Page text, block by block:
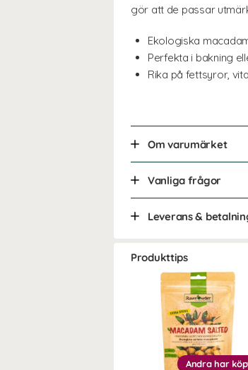
gör att de passar
Ekologiska
Perfekta i bakning
Rika på fettsyror,
Om varumärket
Vanliga frågor
Leverans &
Produkttips
Andra har